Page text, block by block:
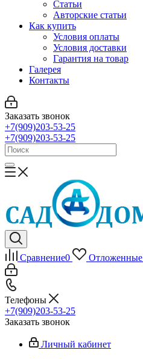
Статьи
Авторские статьи
Как купить
Условия оплаты
Условия доставки
Гарантия на товар
Галерея
Контакты
Заказать звонок
+7(909)203-53-25
+7(909)203-53-25
Сравнение0 Отложенные
Телефоны
+7(909)203-53-25
Заказать звонок
Личный кабинет